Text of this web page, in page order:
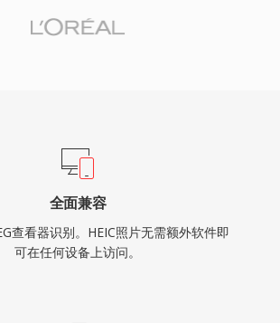
全面兼容
查看器识别。HEIC照片无需额外软件即
可在任何设备上访问。